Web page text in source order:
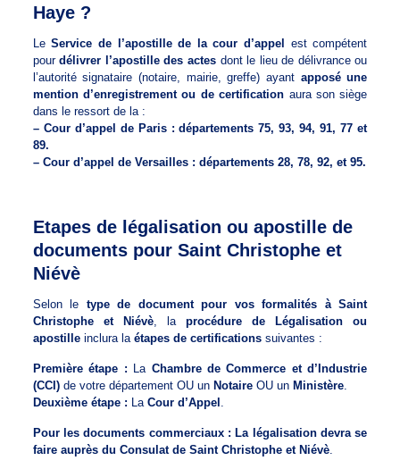
Haye ?
LeService de l’apostille de la cour d’appel
est compétent
pourdélivrer l’apostille des actesdont le lieu de délivrance ou
l’autorité signataire (notaire, mairie, greffe) ayant apposé une
mention d’enregistrement ou de certification aura son siège
dans le ressort de la :
– Cour d’appel de Paris : départements 75, 93, 94, 91, 77 et
89.
– Cour d’appel de Versailles : départements 28, 78, 92, et 95.
Etapes de légalisation ou apostille de
documents pour Saint Christophe et
Niévè
Selon le type de document pour vos formalités à Saint
Christophe et Niévè, laprocédure de Légalisation ou
apostilleinclura la étapes de certificationssuivantes :
Première étape : La Chambre de Commerce et d’Industrie
(CCI)de votre département OU un Notaire OU un Ministère.
Deuxième étape : La Cour d’Appel
Pour les documents commerciaux : La légalisation devra se
faire auprès du Consulat de Saint Christophe et Niévè.